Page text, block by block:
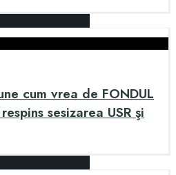
cum vrea de FONDUL
sesizarea USR şi